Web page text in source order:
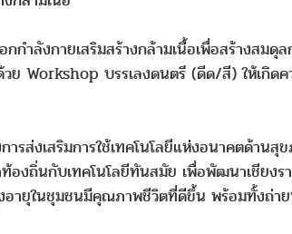
กำลังกายเสริมสร้างกล้ามเนื้อเพื่อสร้างสม
ย Workshop บรรเลงดนตรี (ดีด/สี) ให้เ
รส่งเสริมการใช้เทคโนโลยีแห่งอนาคตด้า
งถิ่นกับเทคโนโลยีทันสมัย เพื่อพัฒนาเชียงร
ายุในชุมชนมีคุณภาพชีวิตที่ดีขึ้น พร้อมทั้งถ่าย